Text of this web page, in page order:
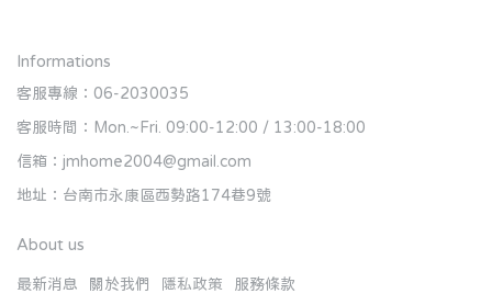
Informations
客服專線：06-2030035
客服時間：Mon.~Fri. 09:00-12:00 / 13:00-18:00
信箱：jmhome2004@gmail.com
地址：台南市永康區西勢路174巷9號
About us
最新消息 關於我們 隱私政策 服務條款